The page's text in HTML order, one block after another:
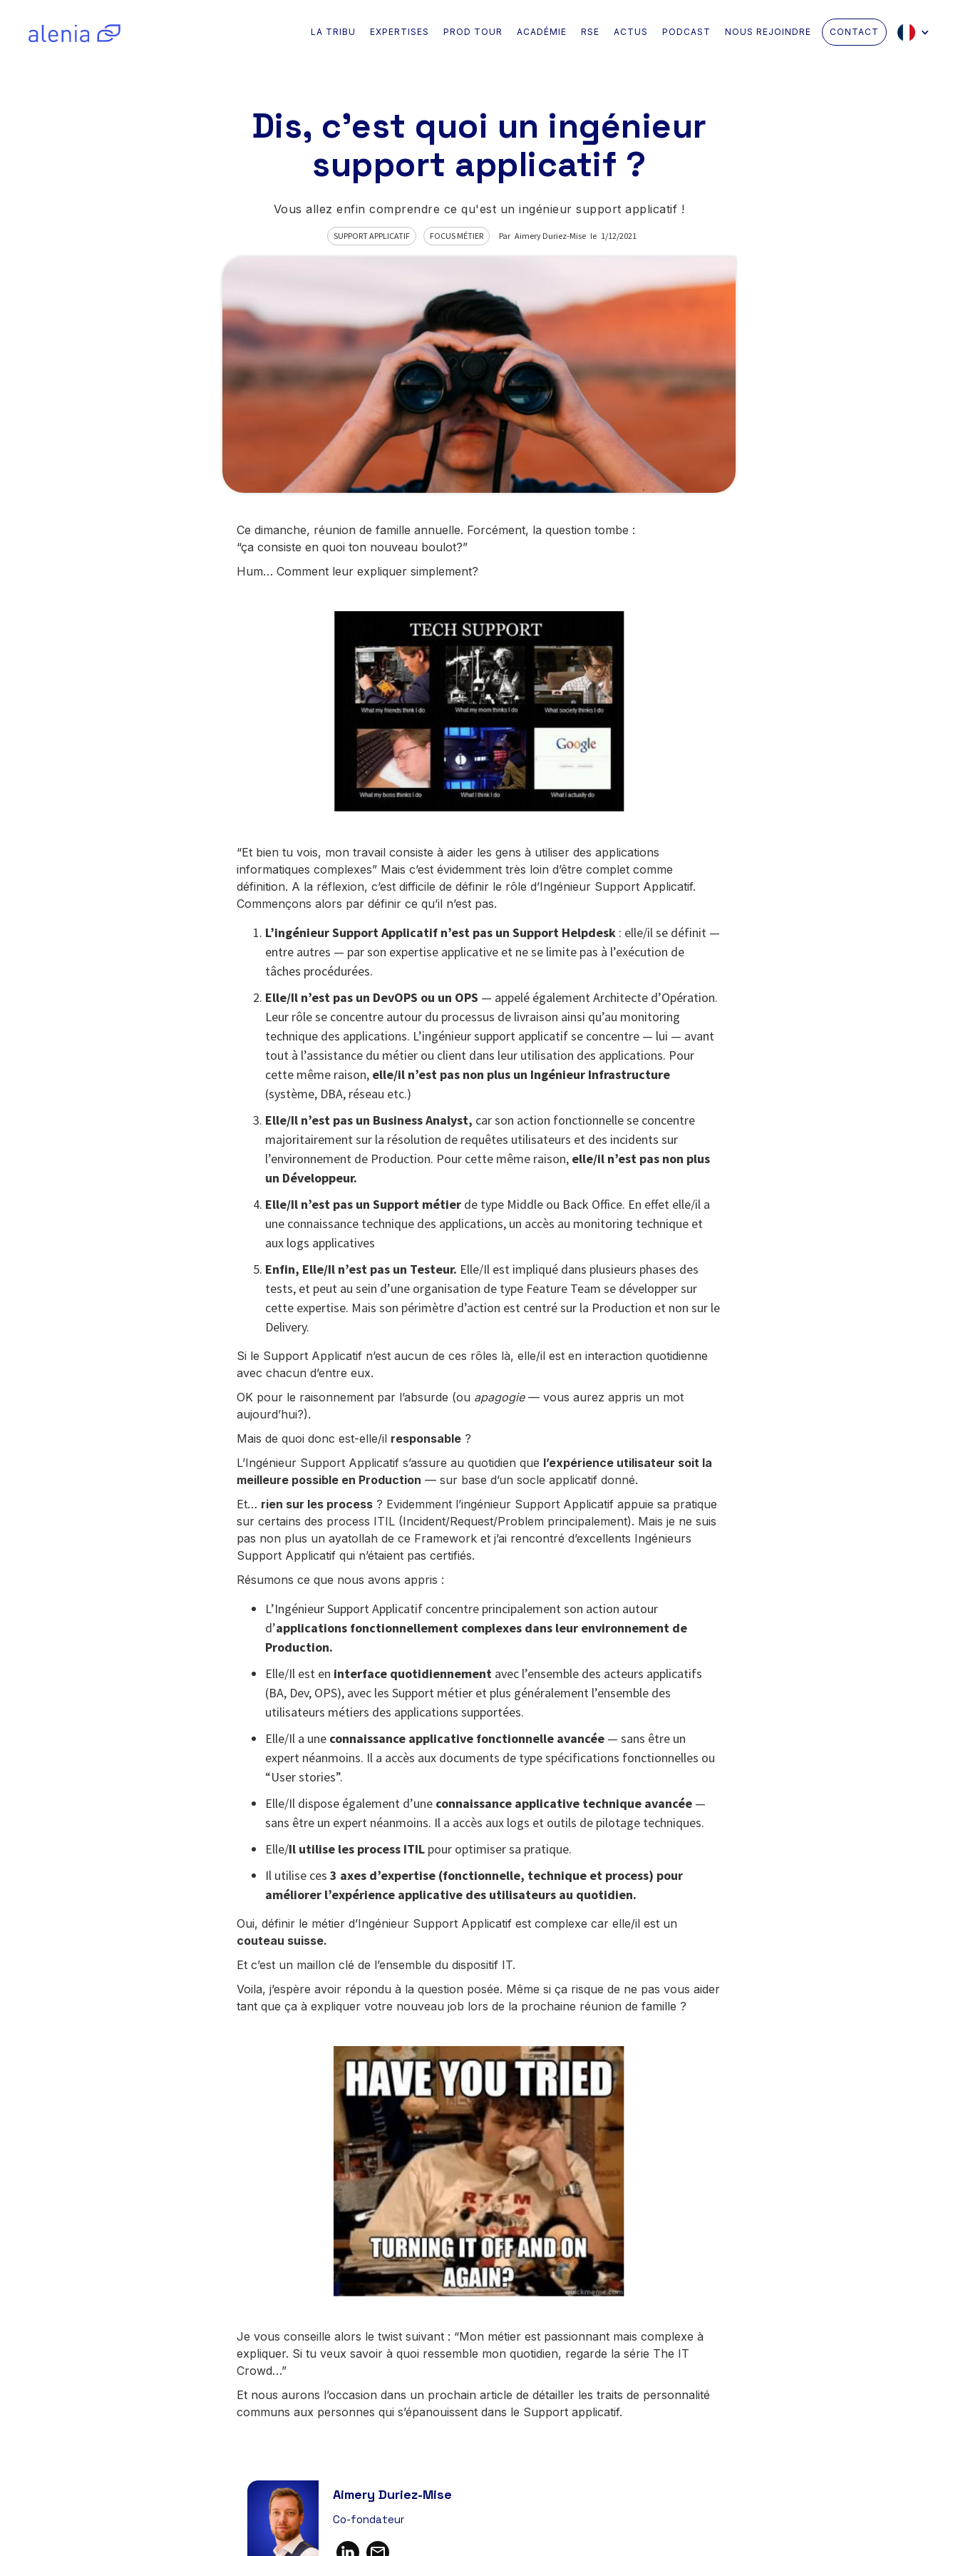
LA TRIBU EXPERTISES PROD TOUR ACADÉMIE RSE ACTUS PODCAST NOUS REJOINDRE CONTACT
Dis, c'est quoi un ingénieur
support applicatif ?
Vous allez enfin comprendre ce qu'est un ingénieur support applicatif !
SUPPORT APPLICATIF FOCUS MÉTIER Par Aimery Duriez-Mise le 1/12/2021
Ce dimanche, réunion de famille annuelle. Forcément, la question tombe :
“ça consiste en quoi ton nouveau boulot?”
Hum… Comment leur expliquer simplement?
“Et bien tu vois, mon travail consiste à aider les gens à utiliser des applications
informatiques complexes” Mais c’est évidemment très loin d’être complet comme
définition. A la réflexion, c’est difficile de définir le rôle d’Ingénieur Support Applicatif.
Commençons alors par définir ce qu’il n’est pas.
L’ingénieur Support Applicatif n’est pas un Support Helpdesk : elle/il se définit —
entre autres — par son expertise applicative et ne se limite pas à l’exécution de
tâches procédurées.
Elle/Il n’est pas un DevOPS ou un OPS — appelé également Architecte d’Opération.
Leur rôle se concentre autour du processus de livraison ainsi qu’au monitoring
technique des applications. L’ingénieur support applicatif se concentre — lui — avant
tout à l’assistance du métier ou client dans leur utilisation des applications. Pour
cette même raison, elle/il n’est pas non plus un Ingénieur Infrastructure
(système, DBA, réseau etc.)
Elle/Il n’est pas un Business Analyst, car son action fonctionnelle se concentre
majoritairement sur la résolution de requêtes utilisateurs et des incidents sur
l’environnement de Production. Pour cette même raison, elle/il n’est pas non plus
un Développeur.
Elle/Il n’est pas un Support métier de type Middle ou Back Office. En effet elle/il a
une connaissance technique des applications, un accès au monitoring technique et
aux logs applicatives
Enfin, Elle/Il n’est pas un Testeur. Elle/Il est impliqué dans plusieurs phases des
tests, et peut au sein d’une organisation de type Feature Team se développer sur
cette expertise. Mais son périmètre d’action est centré sur la Production et non sur le
Delivery.
Si le Support Applicatif n’est aucun de ces rôles là, elle/il est en interaction quotidienne
avec chacun d’entre eux.
OK pour le raisonnement par l’absurde (ou apagogie— vous aurez appris un mot
aujourd’hui?).
Mais de quoi donc est-elle/il responsable ?
L’Ingénieur Support Applicatif s’assure au quotidien que l’expérience utilisateur soit la
meilleure possible en Production — sur base d’un socle applicatif donné.
Et… rien sur les process ? Evidemment l’ingénieur Support Applicatif appuie sa pratique
sur certains des process ITIL (Incident/Request/Problem principalement). Mais je ne suis
pas non plus un ayatollah de ce Framework et j’ai rencontré d’excellents Ingénieurs
Support Applicatif qui n’étaient pas certifiés.
Résumons ce que nous avons appris :
L’Ingénieur Support Applicatif concentre principalement son action autour
d’applications fonctionnellement complexes dans leur environnement de
Production.
Elle/Il est en interface quotidiennement avec l’ensemble des acteurs applicatifs
(BA, Dev, OPS), avec les Support métier et plus généralement l’ensemble des
utilisateurs métiers des applications supportées.
Elle/Il a une connaissance applicative fonctionnelle avancée — sans être un
expert néanmoins. Il a accès aux documents de type spécifications fonctionnelles ou
“User stories”.
Elle/Il dispose également d’une connaissance applicative technique avancée —
sans être un expert néanmoins. Il a accès aux logs et outils de pilotage techniques.
Elle/Il utilise les process ITIL pour optimiser sa pratique.
Il utilise ces 3 axes d’expertise (fonctionnelle, technique et process) pour
améliorer l’expérience applicative des utilisateurs au quotidien.
Oui, définir le métier d’Ingénieur Support Applicatif est complexe car elle/il est un
couteau suisse.
Et c’est un maillon clé de l’ensemble du dispositif IT.
Voila, j’espère avoir répondu à la question posée. Même si ça risque de ne pas vous aider
tant que ça à expliquer votre nouveau job lors de la prochaine réunion de famille ?
Je vous conseille alors le twist suivant : “Mon métier est passionnant mais complexe à
expliquer. Si tu veux savoir à quoi ressemble mon quotidien, regarde la série The IT
Crowd…”
Et nous aurons l’occasion dans un prochain article de détailler les traits de personnalité
communs aux personnes qui s’épanouissent dans le Support applicatif.
Aimery Duriez-Mise
Co-fondateur